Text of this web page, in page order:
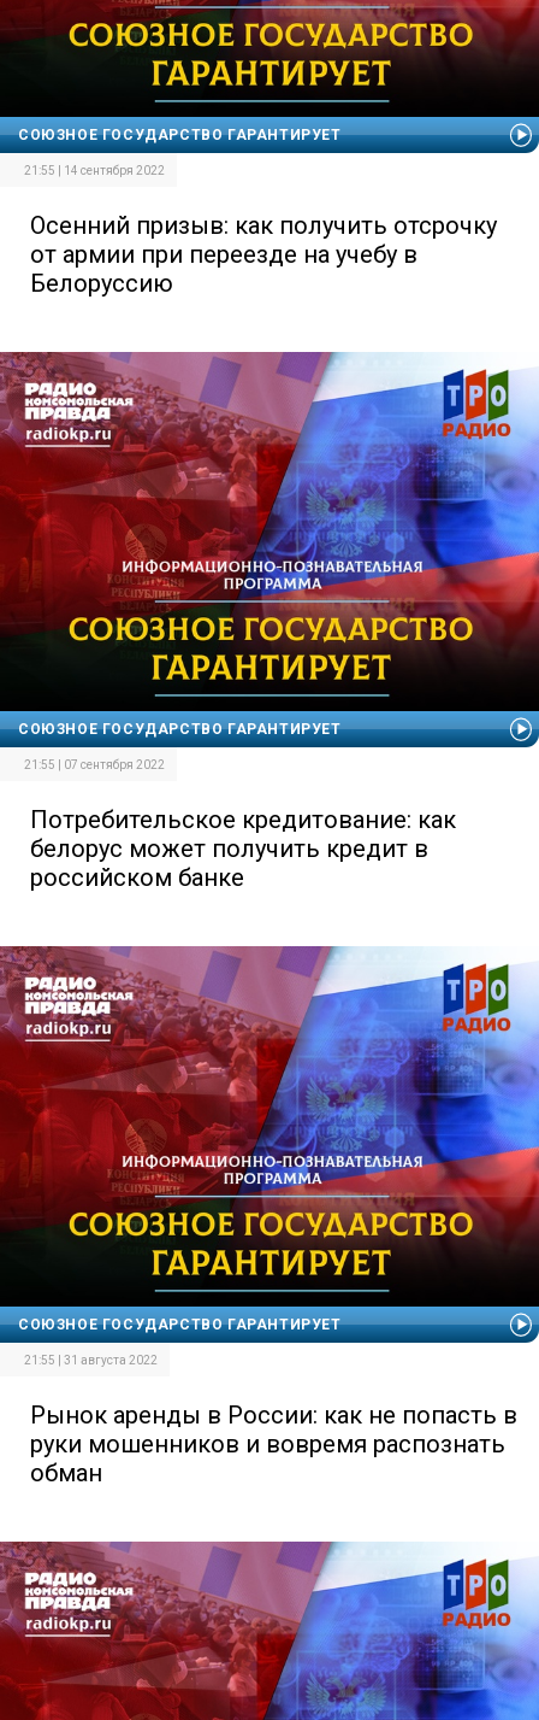
СОЮЗНОЕ ГОСУДАРСТВО ГАРАНТИРУЕТ
21:55 | 14 сентября 2022
Осенний призыв: как получить отсрочку
от армии при переезде на учебу в
Белоруссию
СОЮЗНОЕ ГОСУДАРСТВО ГАРАНТИРУЕТ
21:55 | 07 сентября 2022
Потребительское кредитование: как
белорус может получить кредит в
российском банке
СОЮЗНОЕ ГОСУДАРСТВО ГАРАНТИРУЕТ
21:55 | 31 августа 2022
Рынок аренды в России: как не попасть в
руки мошенников и вовремя распознать
обман